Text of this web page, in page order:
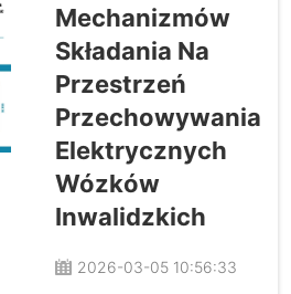
konserwacja.
Jednak nie
wszystkie wózki
wymagają tego
samego rodzaju
konserwacji.
Materiał ramy —
stal, aluminium,
lub magnez — oraz
Mechanizmów
Składania Na
Przestrzeń
Przechowywania
Elektrycznych
Wózków
Inwalidzkich
2026-03-05 10:56:33